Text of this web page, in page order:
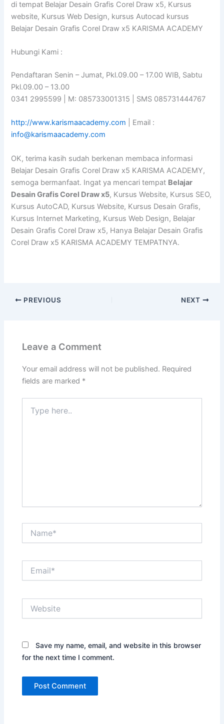
di tempat Belajar Desain Grafis Corel Draw x5, Kursus
website, Kursus Web Design, kursus Autocad kursus
Belajar Desain Grafis Corel Draw x5 KARISMA ACADEMY
Hubungi Kami :
Pendaftaran Senin – Jumat, Pkl.09.00 – 17.00 WIB, Sabtu
Pkl.09.00 – 13.00
0341 2995599 | M: 085733001315 | SMS 085731444767
http://www.karismaacademy.com | Email :
info@karismaacademy.com
OK, terima kasih sudah berkenan membaca informasi
Belajar Desain Grafis Corel Draw x5 KARISMA ACADEMY,
semoga bermanfaat. Ingat ya mencari tempat Belajar
Desain Grafis Corel Draw x5, Kursus Website, Kursus SEO,
Kursus AutoCAD, Kursus Website, Kursus Desain Grafis,
Kursus Internet Marketing, Kursus Web Design, Belajar
Desain Grafis Corel Draw x5, Hanya Belajar Desain Grafis
Corel Draw x5 KARISMA ACADEMY TEMPATNYA.
PREVIOUS NEXT
Leave a Comment
Your email address will not be published. Required
fields are marked *
here..
Save my name, email, and website in this browser
for the next time I comment.